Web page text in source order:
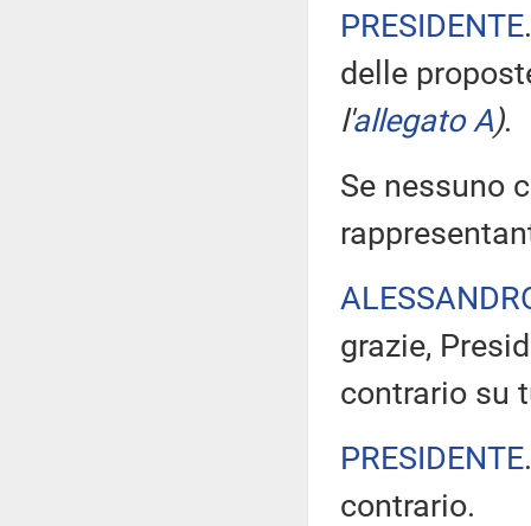
PRESIDENTE
delle
l'allegato A).
Se nessuno
grazie,
contrario su
PRESIDENTE
contrario.